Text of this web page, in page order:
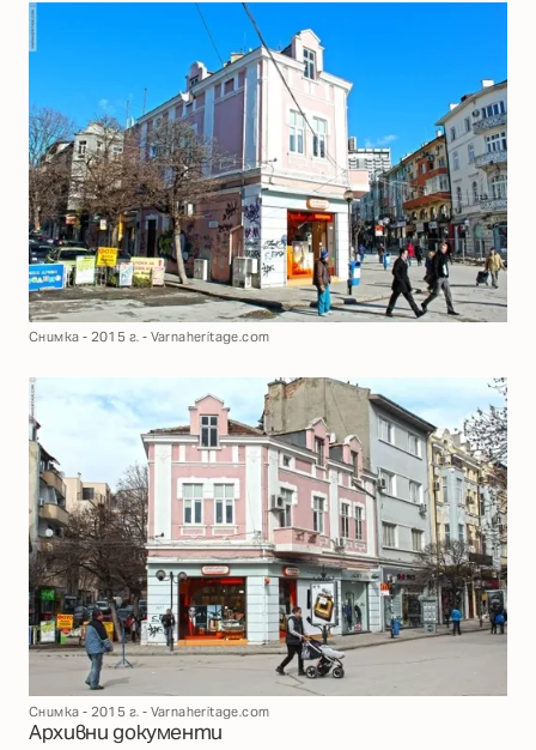
Снимка - 2015 г. - Varnaheritage.com
Снимка - 2015 г. - Varnaheritage.com
Архивни документи